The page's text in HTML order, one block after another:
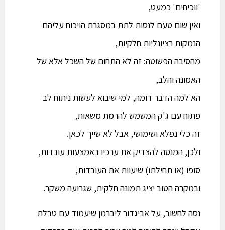
'ווכיחים' כמעט,
ואין שום טעם לנסות לתת במסגרת הויכוח עליהם
הנמקות רציונליות חלקיות,
מהסיבה הפשוטה: זה לא התחום של השכל אלא של
האמונה והלב,
הא למה הדבר דומה, למי שיבוא לעשות ניתוח לב
פתוח עם ג'ק המשמש להרמת משאות,
זה כלי נפלא ושימושי, אבל לא שייך לכאן.
ולכן, המנסה להצדיק את ערכיו באמצעות עובדות,
סופו (או תחילתו) שיעוות את העובדות,
ובמקרה הטוב יציג תמונה חלקית, שגרועה משקר.
נסה לחשוב, על אביגדור ליברמן שיעמוד עם טבלת